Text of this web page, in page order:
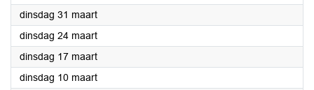
dinsdag 31 maart2026
dinsdag 24 maart2026
dinsdag 17 maart2026
dinsdag 10 maart2026